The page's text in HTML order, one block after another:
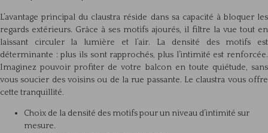
L’avantage principal du claustra réside dans sa capacité à bloquer les
regards extérieurs. Grâce à ses motifs ajourés, il filtre la vue tout en
laissant circuler la lumière et l’air. La densité des motifs est
déterminante : plus ils sont rapprochés, plus l’intimité est renforcée.
Imaginez pouvoir profiter de votre balcon en toute quiétude, sans
vous soucier des voisins ou de la rue passante. Le claustra vous offre
cette tranquillité.
Choix de la densité des motifs pour un niveau d’intimité sur
mesure.